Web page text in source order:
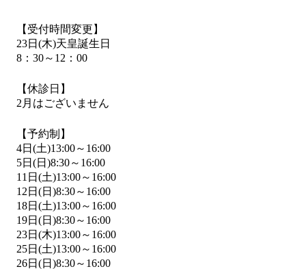
【受付時間変更】
23日(木)天皇誕生日
8：30～12：00
【休診日】
2月はございません
【予約制】
4日(土)13:00～16:00
5日(日)8:30～16:00
11日(土)13:00～16:00
12日(日)8:30～16:00
18日(土)13:00～16:00
19日(日)8:30～16:00
23日(木)13:00～16:00
25日(土)13:00～16:00
26日(日)8:30～16:00